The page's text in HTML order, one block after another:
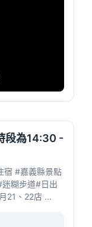
段為14:30 -
宿 #嘉義縣景點
糊步道#日出
21、22店 ...